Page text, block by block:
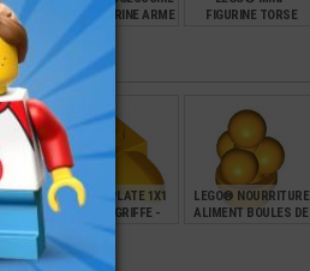
(6S)
MINI-FIGURINE ARME
ETOILE NINJAGO
FIGURINE TORSE
LEGO® PLATE 1X1
DENT - GRIFFE -
DÉCORATION -
LEGO® NOURRITURE
ALIMENT BOULES DE